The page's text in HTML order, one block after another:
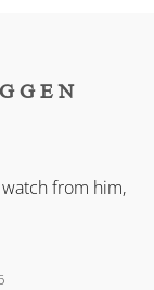
from him,